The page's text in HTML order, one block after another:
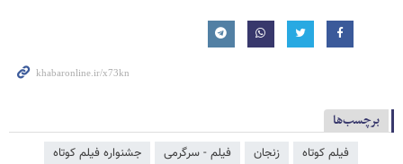
برچسب‌ها
فیلم کوتاه زنجان فیلم - سرگرمی جشنواره فیلم کوتاه